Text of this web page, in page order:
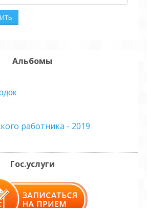
Альбомы
работника - 2019
Гос.услуги